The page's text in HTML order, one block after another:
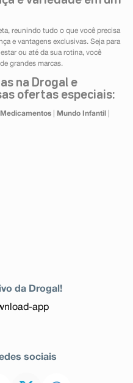
reunindo tudo o que você precisa
e vantagens exclusivas. Seja para
ou até da sua rotina, você
grandes marcas.
na Drogal e
ofertas especiais:
Medicamentos| Mundo Infantil
da Drogal!
sociais